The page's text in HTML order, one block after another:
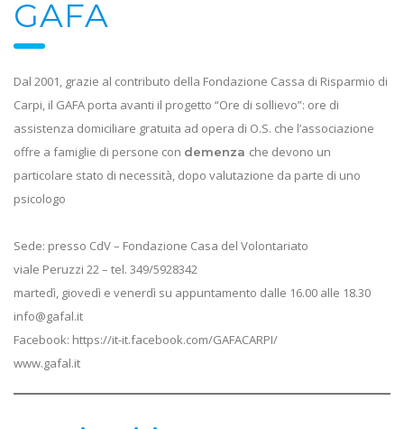
GAFA
Dal 2001, grazie al contributo della Fondazione Cassa di Risparmio di
Carpi, il GAFA porta avanti il progetto “Ore di sollievo”: ore di
assistenza domiciliare gratuita ad opera di O.S. che l’associazione
offre a famiglie di persone con demenza che devono un
particolare stato di necessità, dopo valutazione da parte di uno
psicologo
Sede: presso CdV – Fondazione Casa del Volontariato
viale Peruzzi 22 – tel. 349/5928342
martedì, giovedì e venerdì su appuntamento dalle 16.00 alle 18.30
info@gafal.it
Facebook: https://it-it.facebook.com/GAFACARPI/
www.gafal.it